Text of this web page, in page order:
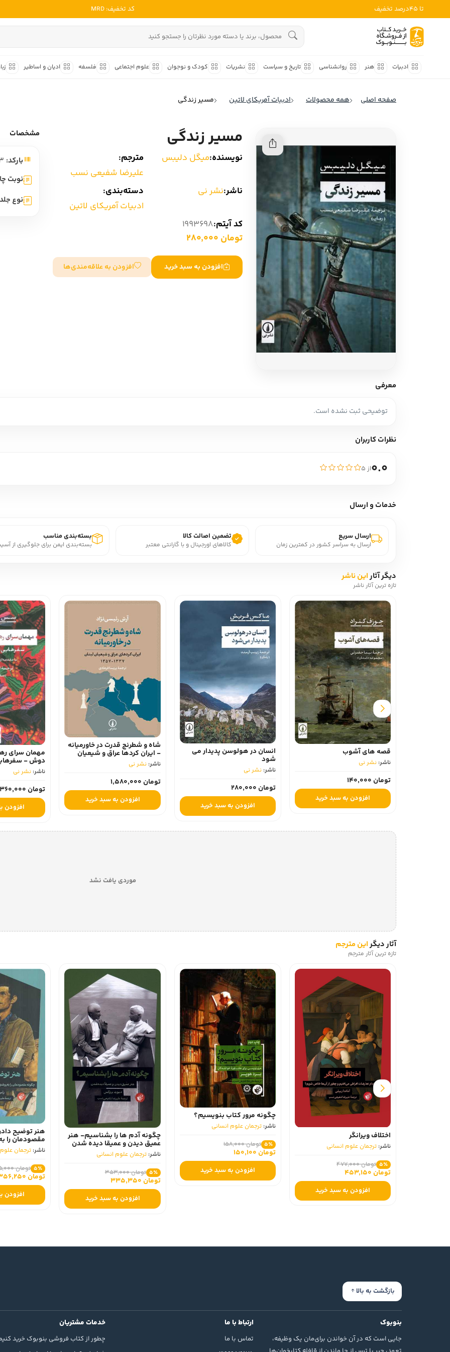
تا 45درصد تخفیف کد تخفیف: MRD
ادبیات هنر روانشناسی تاریخ و سیاست نشریات کودک و نوجوان علوم اجتماعی فلسفه ادیان و اساطیر
ادبیات ایران
ادبیات فرانسه
ادبیات ایتالیا
ادبیات روسیه
ادبیات آمریکای لاتین
ادبیات آلمان
ادبیات ترکیه
ادبیات آسیا
سایر کشورهای اروپا
داستان کوتاه ایرانی
شعر
شرح و
ادبیات
جستار و مقاله
زبان شناسی
ادبیات
ادبیات ملل
ادبیات آمریکای لاتین
داستان کوتاه
صفحه اصلی همه محصولات ادبیات آمریکای لاتین مسیر زندگی
مسیر زندگی
نویسنده:میگل دلیبس
مترجم:
علیرضا شفیعی نسب
ناشر:نشر نی
دسته‌بندی:
ادبیات آمریکای لاتین
کد آیتم:1993698
تومان 280,000
افزودن به سبد خرید افزودن به علاقه‌مندی‌ها
مشخصات
بارکد:
نوبت
نوع
معرفی
توضیحی ثبت نشده است.
نظرات کاربران
0.0از ۵
خدمات و ارسال
ارسال سریع
ارسال به سراسر کشور در کمترین زمان
تضمین اصالت کالا
کالاهای اورجینال و با گارانتی معتبر
بسته‌بندی مناسب
بسته‌بندی ایمن برای جلوگیری از
دیگر آثاراین ناشر
تازه ترین آثار ناشر
قصه های آشوب
ناشر: نشر نی
تومان 140,000
افزودن به سبد خرید
انسان در هولوسن پدیدار می
شود
ناشر: نشر نی
تومان 280,000
افزودن به سبد خرید
شاه و شطرنج قدرت در خاورمیانه
- ایران کردها عراق و شیعیان
لبنان 1337-1357
ناشر: نشر نی
تومان 1,580,000
افزودن به سبد خرید
مهمان سرای
دوش -
مکان
ناشر: نشر نی
تومان 360,000
افزودن
موردی یافت نشد
آثار دیگراین مترجم
تازه ترین آثار مترجم
اختلاف ویرانگر
ناشر:ترجمان علوم انسانی
5٪ تومان 477,000
تومان 453,150
افزودن به سبد خرید
چگونه مرور کتاب بنویسیم؟
ناشر:ترجمان علوم انسانی
5٪ تومان 158,000
تومان 150,100
افزودن به سبد خرید
چگونه آدم ها را بشناسیم- هنر
عمیق‌ دیدن‌ و عمیقا دیده‌ شدن
ناشر:ترجمان علوم انسانی
5٪ تومان 353,000
تومان 335,350
افزودن به سبد خرید
هنر توضیح
مقصودمان را
اعتماد به نفس
ناشر:ترجمان علوم
5٪ تومان 375,000
تومان 356,250
افزودن
بازگشت به بالا
بنوبوک
جایی است که در آن خواندن برای‌مان یک وظیفه،
ارتباط با ما
تماس با ما
خدمات مشتریان
چطور از کتاب فروشی بنوبوک خرید